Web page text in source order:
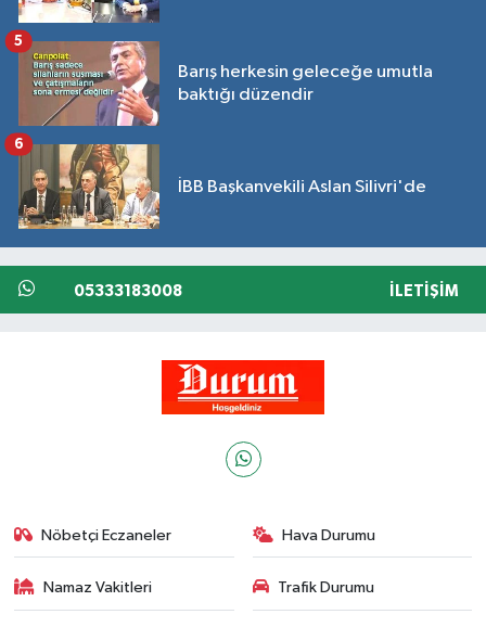
Barış herkesin geleceğe umutla
baktığı düzendir
5
İBB Başkanvekili Aslan Silivri'de
6
05333183008 İLETIŞIM
Nöbetçi Eczaneler Hava Durumu
Namaz Vakitleri Trafik Durumu